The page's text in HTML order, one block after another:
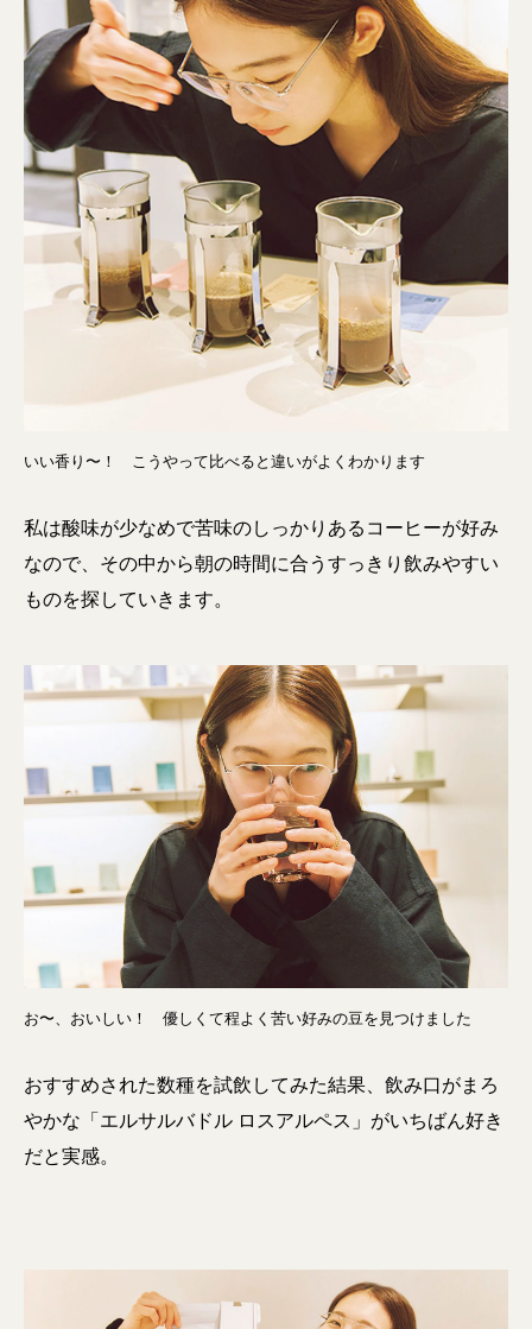
いい香り〜！ こうやって比べると違いがよくわかります
私は酸味が少なめで苦味のしっかりあるコーヒーが好み
なので、その中から朝の時間に合うすっきり飲みやすい
ものを探していきます。
お〜、おいしい！ 優しくて程よく苦い好みの豆を見つけました
おすすめされた数種を試飲してみた結果、飲み口がまろ
やかな「エルサルバドル ロスアルペス」がいちばん好き
だと実感。